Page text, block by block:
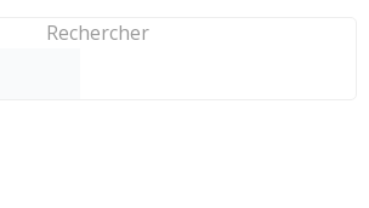
Rechercher